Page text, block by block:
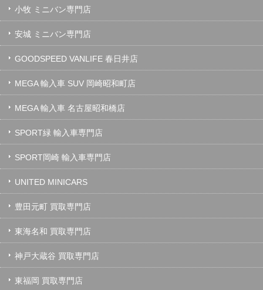
小牧 ミニバン専門店
安城 ミニバン専門店
GOODSPEED VANLIFE 春日井店
MEGA 輸入車 SUV 岡崎昭和町店
MEGA 輸入車 名古屋昭和橋店
SPORT緑 輸入車専門店
SPORT岡崎 輸入車専門店
UNITED MINICARS
豊田元町 買取専門店
東海名和 買取専門店
神戸大蔵谷 買取専門店
東福岡 買取専門店